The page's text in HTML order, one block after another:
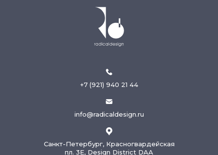
+7 (921) 940 21 44
info@radicaldesign.ru
Санкт-Петербург, Красногвардейская
пл. 3Е, Design District DAA